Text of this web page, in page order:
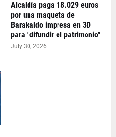
Alcaldía paga 18.029 euros
por una maqueta de
Barakaldo impresa en 3D
para "difundir el patrimonio"
July 30, 2026